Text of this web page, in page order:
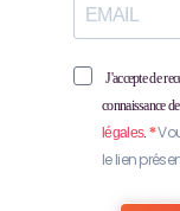
J'accepte de
connaissance
légales.
le lien